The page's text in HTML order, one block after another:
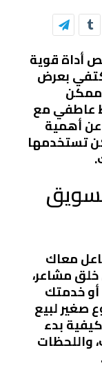
أداة قوية
بعرض
ممكن
عاطفي مع
أهمية
تستخدمها
معاك
مشاعر،
أو خدمتك
صغير لبيع
بدء
واللحظات